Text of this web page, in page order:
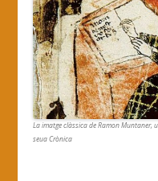
La imatge clàssica de Ramon Muntaner,
seua Crònica